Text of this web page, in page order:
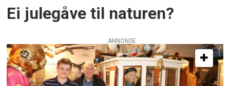
Ei julegåve til naturen?
ANNONSE